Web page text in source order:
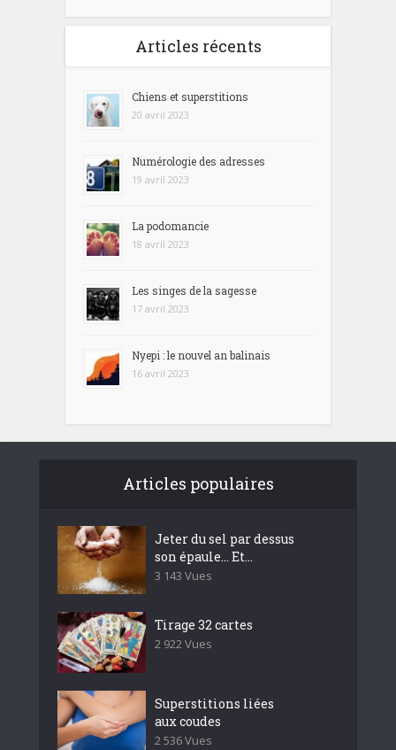
Articles récents
Chiens et superstitions
20 avril 2023
Numérologie des adresses
19 avril 2023
La podomancie
18 avril 2023
Les singes de la sagesse
17 avril 2023
Nyepi : le nouvel an balinais
16 avril 2023
Articles populaires
Jeter du sel par dessus
son épaule… Et...
3 143 Vues
Tirage 32 cartes
2 922 Vues
Superstitions liées
aux coudes
2 536 Vues